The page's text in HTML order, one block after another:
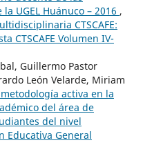
UGEL Huánuco – 2016 ,
CTSCAFE:
CTSCAFE Volumen IV-
Guillermo Pastor
León Velarde, Miriam
metodología activa en la
del área de
del nivel
Educativa General